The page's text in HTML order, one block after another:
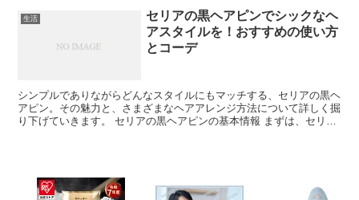
生活
セリアの黒ヘアピンでシックなヘ
アスタイルを！おすすめの使い方
とコーデ
シンプルでありながらどんなスタイルにもマッチする、セリアの黒ヘ
アピン。その魅力と、さまざまなヘアアレンジ方法について詳しく掘
り下げていきます。 セリアの黒ヘアピンの基本情報 まずは、セリア